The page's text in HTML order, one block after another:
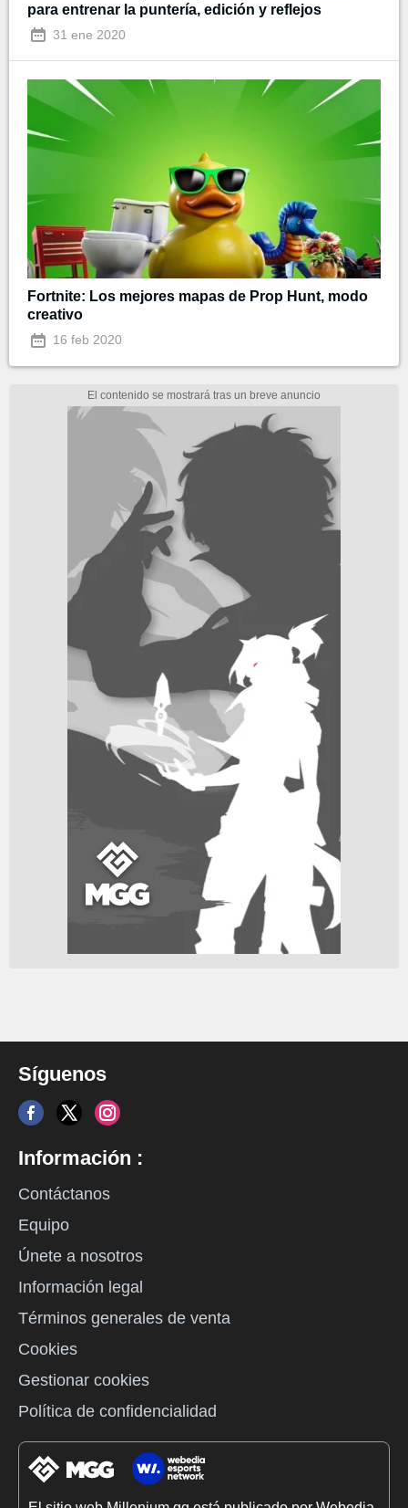
para entrenar la puntería, edición y reflejos
31 ene 2020
Fortnite: Los mejores mapas de Prop Hunt, modo
creativo
16 feb 2020
Síguenos
Información :
Contáctanos
Equipo
Únete a nosotros
Información legal
Términos generales de venta
Cookies
Gestionar cookies
Política de confidencialidad